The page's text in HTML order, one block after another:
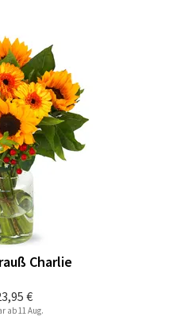
€
Charlie
ab 11 Aug.